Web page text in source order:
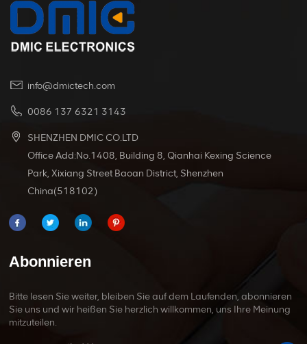
ausgelegt und
stand.
Anschlussspezifikationen ist es mit
info@dmictech.com
0086 137 6321 3143
SHENZHEN DMIC CO.LTD
Office Add:No.1408, Building 8, Qianhai Kexing Science
Park, Xixiang Street Baoan District, Shenzhen
China(518102)
Abonnieren
Bitte lesen Sie weiter, bleiben Sie auf dem Laufenden, abonnieren
Sie uns und wir heißen Sie herzlich willkommen, uns Ihre Meinung
mitzuteilen.